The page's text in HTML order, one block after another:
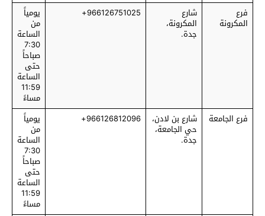
فرع
المكرونة
شارع
المكرونة،
جدة.
966126751025+ يومياً
من
الساعة
7:30
صباحاً
حتى
الساعة
11:59
مساءً
فرع الجامعة
شارع بن لادن،
حي الجامعة،
جدة.
966126812096+ يومياً
من
الساعة
7:30
صباحاً
حتى
الساعة
11:59
مساءً